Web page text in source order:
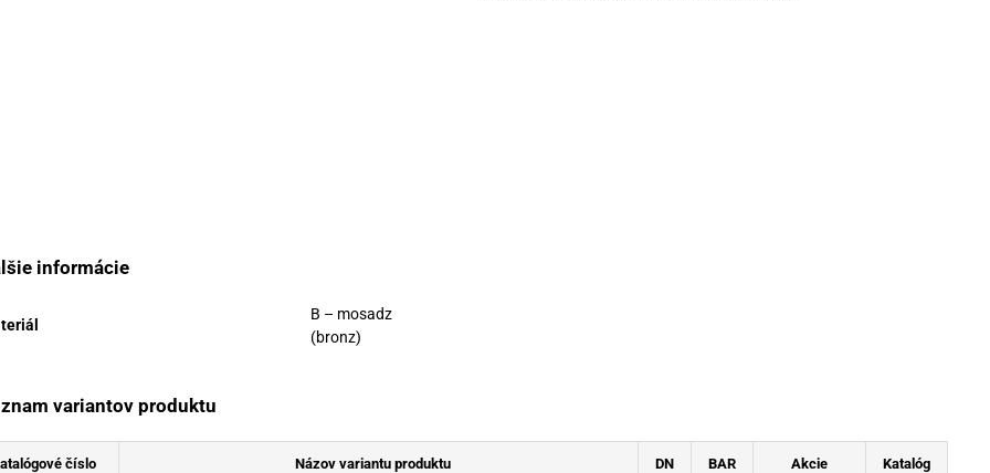
informácie
B – mosadz
(bronz)
variantov produktu
číslo Názov variantu produktu DN BAR Akcie Katalóg